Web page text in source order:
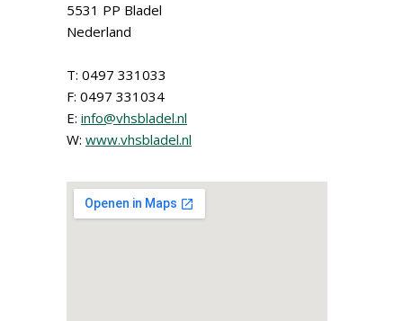
5531 PP Bladel
Nederland
T: 0497 331033
F: 0497 331034
E: info@vhsbladel.nl
W: www.vhsbladel.nl